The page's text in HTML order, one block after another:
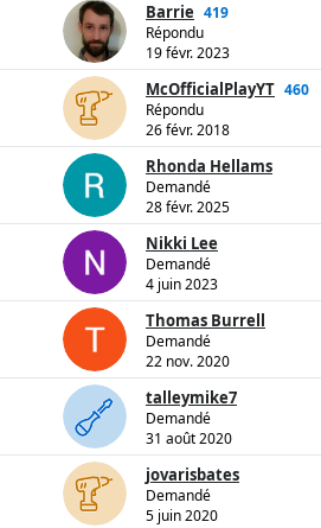
Barrie 419
Répondu
19 févr. 2023
McOfficialPlayYT 460
Répondu
26 févr. 2018
Rhonda Hellams
Demandé
28 févr. 2025
Nikki Lee
Demandé
4 juin 2023
Thomas Burrell
Demandé
22 nov. 2020
talleymike7
Demandé
31 août 2020
jovarisbates
Demandé
5 juin 2020